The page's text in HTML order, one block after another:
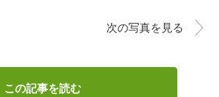
次の写真を見る
この記事を読む